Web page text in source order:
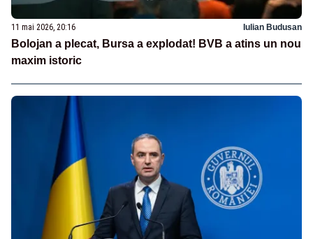
11 mai 2026, 20:16 Iulian Budusan
Bolojan a plecat, Bursa a explodat! BVB a atins un nou
maxim istoric